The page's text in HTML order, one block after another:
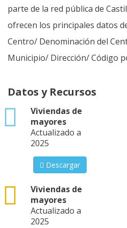
parte de la red pública de
ofrecen los principales datos
Centro/ Denominación del
Municipio/ Dirección/ Código
Datos y Recursos
Viviendas de
mayores
xlsx
Actualizado a
2025
Descargar
Viviendas de
mayores
csv
Actualizado a
2025